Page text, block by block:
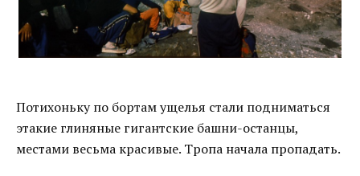
Потихоньку по бортам ущелья стали подниматься
этакие глиняные гигантские башни-останцы,
местами весьма красивые. Тропа начала пропадать.